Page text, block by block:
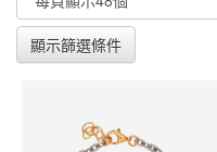
顯示篩選條件